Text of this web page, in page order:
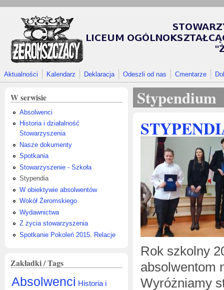
Aktualności Kalendarz Deklaracja Odeszli od nas Cmentarze
W serwisie
Absolwenci
Historia i działalność
Stowarzyszenia
Nasze dokumenty
Spotkania
Stowarzyszenie - Szkoła
Stypendia
W obiektywie absolwentów
Wokół Żeromskiego
Wydawnictwa
Z życia stowarzyszenia
Spotkanie Pokoleń 2015. Relacje
Zakładki / Tags
Absolwenci Historia i
Stypendium
Rok szkolny
absolwentom
Wyróżniamy